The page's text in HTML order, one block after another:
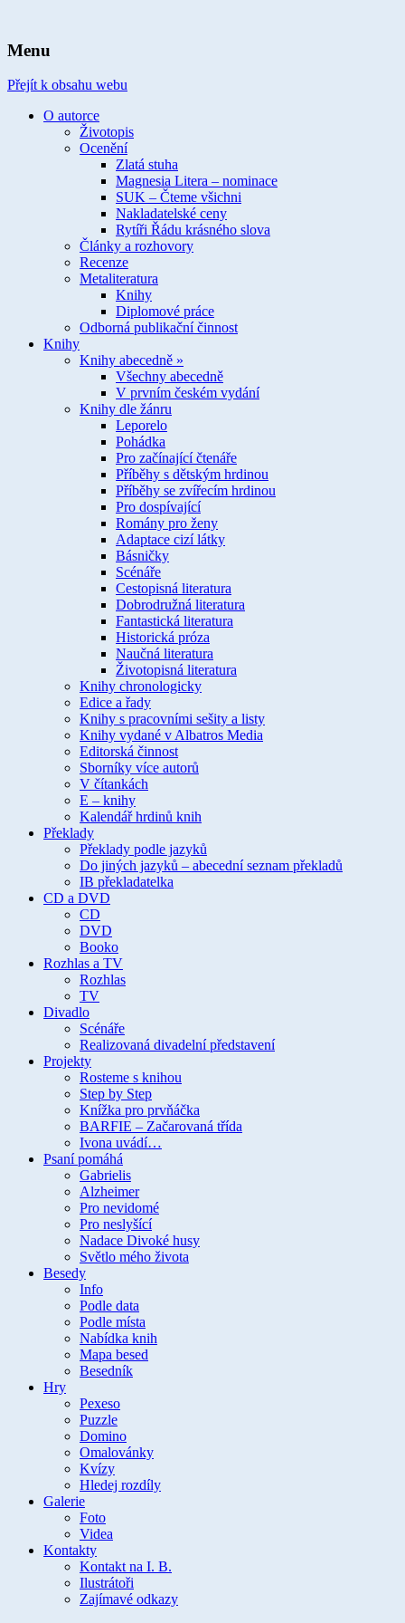
Ivona Březinová
Menu
Přejít k obsahu webu
O autorce
Životopis
Ocenění
Zlatá stuha
Magnesia Litera – nominace
SUK – Čteme všichni
Nakladatelské ceny
Rytíři Řádu krásného slova
Články a rozhovory
Recenze
Metaliteratura
Knihy
Diplomové práce
Odborná publikační činnost
Knihy
Knihy abecedně »
Všechny abecedně
V prvním českém vydání
Knihy dle žánru
Leporelo
Pohádka
Pro začínající čtenáře
Příběhy s dětským hrdinou
Příběhy se zvířecím hrdinou
Pro dospívající
Romány pro ženy
Adaptace cizí látky
Básničky
Scénáře
Cestopisná literatura
Dobrodružná literatura
Fantastická literatura
Historická próza
Naučná literatura
Životopisná literatura
Knihy chronologicky
Edice a řady
Knihy s pracovními sešity a listy
Knihy vydané v Albatros Media
Editorská činnost
Sborníky více autorů
V čítankách
E – knihy
Kalendář hrdinů knih
Překlady
Překlady podle jazyků
Do jiných jazyků – abecední seznam překladů
IB překladatelka
CD a DVD
CD
DVD
Booko
Rozhlas a TV
Rozhlas
TV
Divadlo
Scénáře
Realizovaná divadelní představení
Projekty
Rosteme s knihou
Step by Step
Knížka pro prvňáčka
BARFIE – Začarovaná třída
Ivona uvádí…
Psaní pomáhá
Gabrielis
Alzheimer
Pro nevidomé
Pro neslyšící
Nadace Divoké husy
Světlo mého života
Besedy
Info
Podle data
Podle místa
Nabídka knih
Mapa besed
Besedník
Hry
Pexeso
Puzzle
Domino
Omalovánky
Kvízy
Hledej rozdíly
Galerie
Foto
Videa
Kontakty
Kontakt na I. B.
Ilustrátoři
Zajímavé odkazy